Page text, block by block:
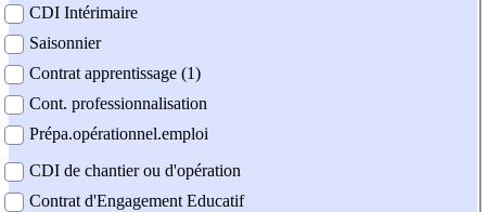
CDI Intérimaire
Saisonnier
Contrat apprentissage (1)
Cont. professionnalisation
Prépa.opérationnel.emploi
CDI de chantier ou d'opération
Contrat d'Engagement Educatif